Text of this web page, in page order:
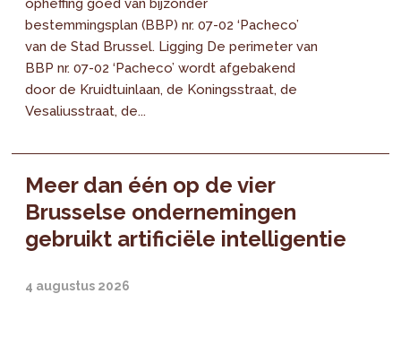
opheffing goed van bijzonder
bestemmingsplan (BBP) nr. 07-02 ‘Pacheco’
van de Stad Brussel. Ligging De perimeter van
BBP nr. 07-02 ‘Pacheco’ wordt afgebakend
door de Kruidtuinlaan, de Koningsstraat, de
Vesaliusstraat, de...
Meer dan één op de vier
Brusselse ondernemingen
gebruikt artificiële intelligentie
4 augustus 2026